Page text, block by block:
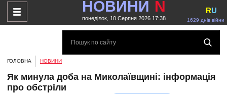
НОВИНИ N
понеділок, 10 Серпня 2026 17:38 1629 днів війни
RU
ГОЛОВНА НОВИНИ
Як минула доба на Миколаївщині: інформація
про обстріли